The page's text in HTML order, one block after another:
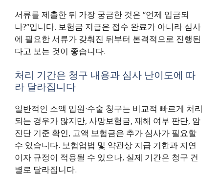
서류를 제출한 뒤 가장 궁금한 것은 “언제 입금되
나?”입니다. 보험금 지급은 접수 완료가 아니라 심사
에 필요한 서류가 갖춰진 뒤부터 본격적으로 진행된
다고 보는 것이 좋습니다.
처리 기간은 청구 내용과 심사 난이도에 따
라 달라집니다
일반적인 소액 입원·수술 청구는 비교적 빠르게 처리
되는 경우가 많지만, 사망보험금, 재해 여부 판단, 암
진단 기준 확인, 고액 보험금은 추가 심사가 필요할
수 있습니다. 보험업법 및 약관상 지급 기한과 지연
이자 규정이 적용될 수 있으나, 실제 기간은 청구 건
별로 달라집니다.